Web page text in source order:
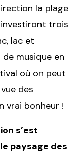
la plage
trois
lac et
musique en
où on peut
des
vrai bonheur !
s’est
paysage des